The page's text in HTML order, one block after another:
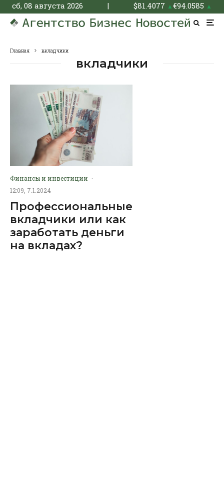
сб, 08 августа 2026 | $81.4077 ▲€94.0585 ▲
Главная вкладчики
вкладчики
Финансы и инвестиции ·
12:09, 7.1.2024
Профессиональные
вкладчики или как
заработать деньги
на вкладах?